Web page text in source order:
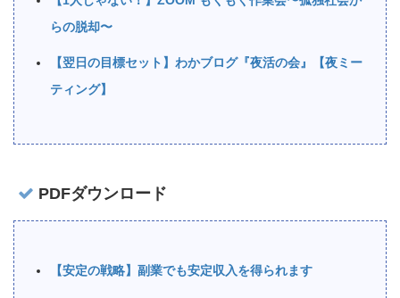
らの脱却〜
【翌日の目標セット】わかブログ『夜活の会』【夜ミー
ティング】
PDFダウンロード
【安定の戦略】副業でも安定収入を得られます